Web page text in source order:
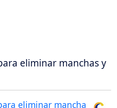
eliminar manchas y